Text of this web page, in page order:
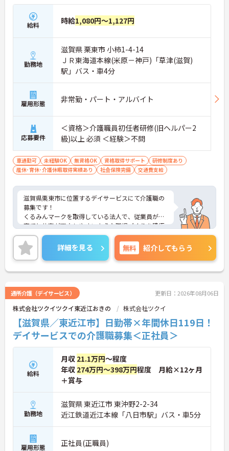
給料 時給1,080円～1,127円
勤務地
滋賀県 栗東市 小柿1-4-14
ＪＲ東海道本線(米原－神戸)「草津(滋賀)
駅」バス・車4分
雇用形態 非常勤・パート・アルバイト
応募要件
＜資格＞介護職員初任者研修(旧ヘルパー2
級)以上 必須 ＜経験＞不問
車通勤可 未経験OK 無資格OK 資格取得サポート
研修制度あり
産休･育休･介護休暇取得実績あり
社会保険完備 交通費支給
滋賀県栗東市に位置するデイサービスにて介護職の
募集です！
くるみんマークを取得している法人で、従業員が子
育てと仕事が両立しやすいような職場づくりを積極
的に行っています。
ご興味ある方には、面接対策ポイントなど、さらに
詳細をお話しいたしますのでお気軽にご相談くださ
い！
詳細を見る 無料 紹介してもらう
通所介護（デイサービス） 更新日：2026年08月06日
株式会社ツクイツクイ東近江おきの 株式会社ツクイ
【滋賀県／東近江市】日勤帯×年間休日119日！
デイサービスでの介護職募集＜正社員＞
給料
月収 21.1万円～程度
年収 274万円～398万円程度 月給×12ヶ月
＋賞与
勤務地
滋賀県 東近江市 東沖野2-2-34
近江鉄道近江本線「八日市駅」バス・車5分
雇用形態 正社員(正職員)